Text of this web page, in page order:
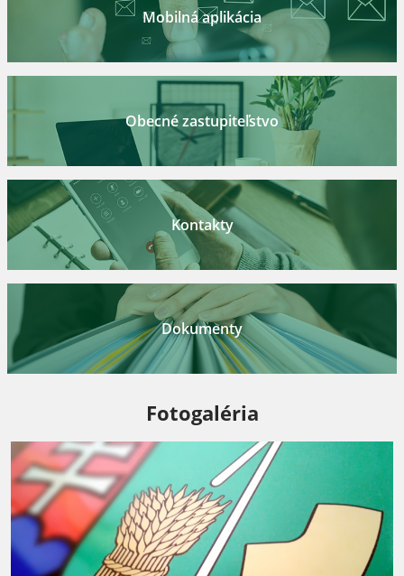
Mobilná aplikácia
Obecné zastupiteľstvo
Kontakty
Dokumenty
Fotogaléria